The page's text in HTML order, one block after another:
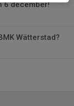
6 december!
Wätterstad?